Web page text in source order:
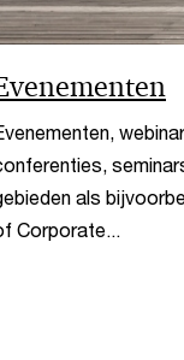
als
Corporate...